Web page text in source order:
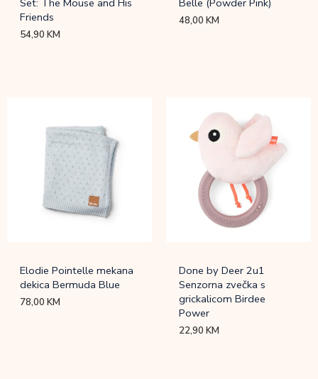
Set: The Mouse and His
Friends
54,90KM
Belle (Powder Pink)
48,00KM
Elodie Pointelle mekana
dekica Bermuda Blue
78,00KM
Done by Deer 2u1
Senzorna zvečka s
grickalicom Birdee
Power
22,90KM